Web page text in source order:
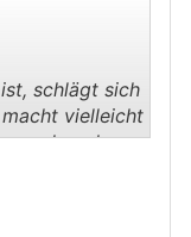
schlägt sich
vielleicht
noch mehr
höher